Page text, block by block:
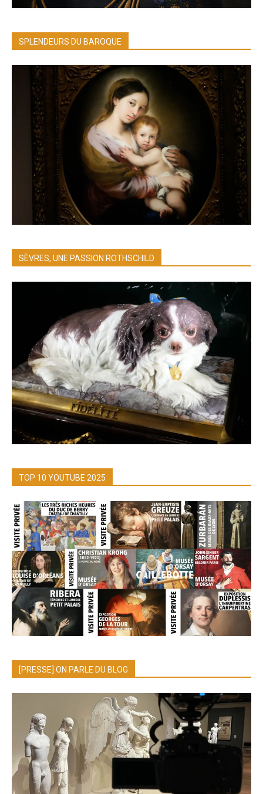
SPLENDEURS DU BAROQUE
SÈVRES, UNE PASSION ROTHSCHILD
TOP 10 YOUTUBE 2025
[PRESSE] ON PARLE DU BLOG